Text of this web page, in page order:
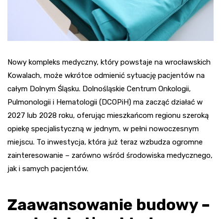
Nowy kompleks medyczny, który powstaje na wrocławskich
Kowalach, może wkrótce odmienić sytuację pacjentów na
całym Dolnym Śląsku. Dolnośląskie Centrum Onkologii,
Pulmonologii i Hematologii (DCOPiH) ma zacząć działać w
2027 lub 2028 roku, oferując mieszkańcom regionu szeroką
opiekę specjalistyczną w jednym, w pełni nowoczesnym
miejscu. To inwestycja, która już teraz wzbudza ogromne
zainteresowanie – zarówno wśród środowiska medycznego,
jak i samych pacjentów.
Zaawansowanie budowy –